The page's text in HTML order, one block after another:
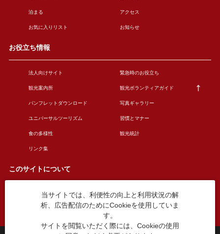
泊まる アクセス
お気に入りリスト お知らせ
お役立ち情報
法人向けサイト 緊急時のお役立ち
観光案内所 観光ボランティアガイド
パンフレットダウンロード 写真ギャラリー
ユニバーサルツーリズム 習慣とマナー
食の多様性 観光統計
リンク集
このサイトについて
このサイトについて 広告掲載について
お問い合わせ
当サイトでは、利便性の向上と利用状況の解
析、広告配信のためにCookieを使用していま
す。
サイトを閲覧いただく際には、Cookieの使用